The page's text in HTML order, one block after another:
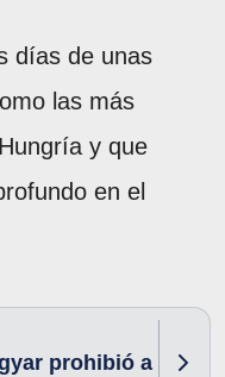
días de unas
las más
y que
en el
prohibió a